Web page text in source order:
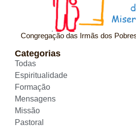
Congregação das Irmãs dos
Categorias
Todas
Espiritualidade
Formação
Mensagens
Missão
Pastoral